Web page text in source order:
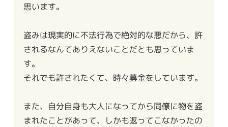
思います。
盗みは現実的に不法行為で絶対的な悪だから、許
されるなんてありえないことだとも思っていま
す。
それでも許されたくて、時々募金をしています。
また、自分自身も大人になってから同僚に物を盗
まれたことがあって、しかも返ってこなかったの